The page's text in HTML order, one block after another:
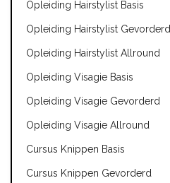
Opleiding Hairstylist Basis
Opleiding Hairstylist Gevorderd
Opleiding Hairstylist Allround
Opleiding Visagie Basis
Opleiding Visagie Gevorderd
Opleiding Visagie Allround
Cursus Knippen Basis
Cursus Knippen Gevorderd